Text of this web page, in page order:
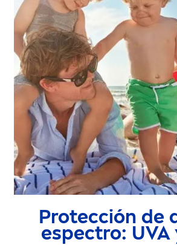
Protección de
espectro: UVA